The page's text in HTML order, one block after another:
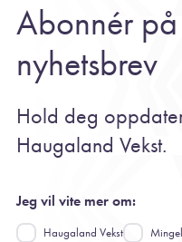
Abonnér
nyhetsbrev
Hold deg
Haugaland Vekst.
Jeg vil vite mer om:
Haugaland Vekst Mingel